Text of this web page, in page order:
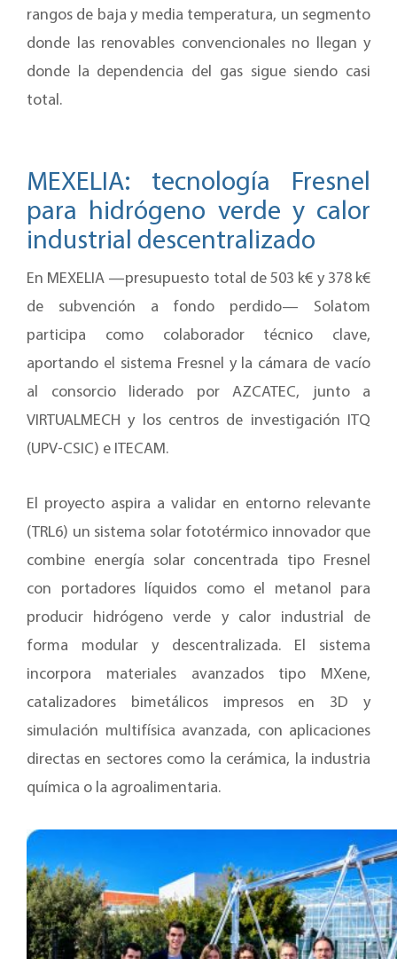
rangos de baja y media temperatura, un segmento
donde las renovables convencionales no llegan y
donde la dependencia del gas sigue siendo casi
total.
MEXELIA: tecnología Fresnel
para hidrógeno verde y calor
industrial descentralizado
En MEXELIA —presupuesto total de 503 k€ y 378 k€
de subvención a fondo perdido— Solatom
participa como colaborador técnico clave,
aportando el sistema Fresnel y la cámara de vacío
al consorcio liderado por AZCATEC, junto a
VIRTUALMECH y los centros de investigación ITQ
(UPV-CSIC) e ITECAM.
El proyecto aspira a validar en entorno relevante
(TRL6) un sistema solar fototérmico innovador que
combine energía solar concentrada tipo Fresnel
con portadores líquidos como el metanol para
producir hidrógeno verde y calor industrial de
forma modular y descentralizada. El sistema
incorpora materiales avanzados tipo MXene,
catalizadores bimetálicos impresos en 3D y
simulación multifísica avanzada, con aplicaciones
directas en sectores como la cerámica, la industria
química o la agroalimentaria.